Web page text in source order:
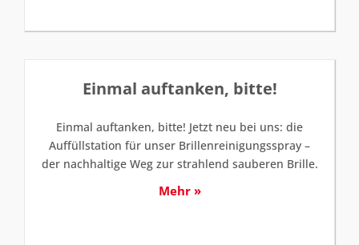
Einmal auftanken, bitte!
Einmal auftanken, bitte! Jetzt neu bei uns: die
Auffüllstation für unser Brillenreinigungsspray –
der nachhaltige Weg zur strahlend sauberen Brille.
Mehr »